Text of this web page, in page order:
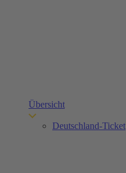
Übersicht
Deutschland-Ticket